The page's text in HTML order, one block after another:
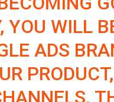
YOU WILL
ADS